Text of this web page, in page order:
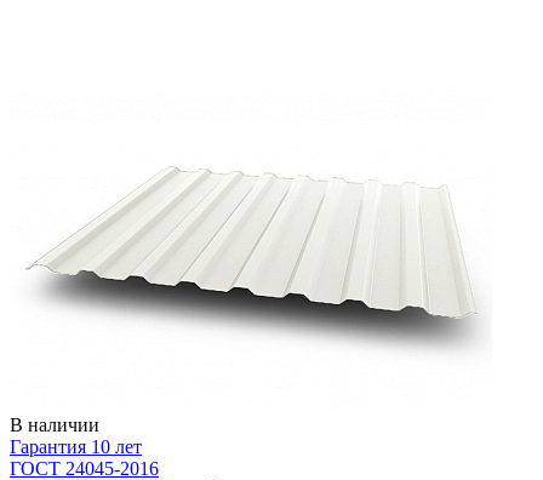
В наличии
Гарантия 10 лет
ГОСТ 24045-2016